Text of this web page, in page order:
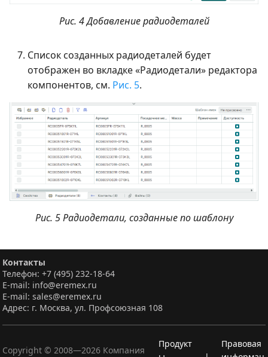
Рис. 4 Добавление радиодеталей
Список созданных радиодеталей будет
отображен во вкладке «Радиодетали» редактора
компонентов, см. Рис. 5.
Рис. 5 Радиодетали, созданные по шаблону
Контакты
Телефон: +7 (495) 232-18-64
E-mail: info@eremex.ru
E-mail: sales@eremex.ru
Адрес: г. Москва, ул. Профсоюзная 108
Copyright © 2008—2026 Компания
Продукт
Правовая